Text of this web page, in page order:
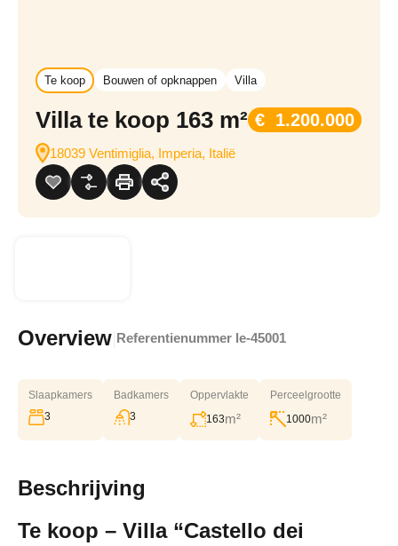
Te koop Bouwen of opknappen Villa
Villa te koop 163 m² € 1.200.000
18039 Ventimiglia, Imperia, Italië
Overview Referentienummer le-45001
Slaapkamers
3
Badkamers
3
Oppervlakte
163m²
Perceelgrootte
1000m²
Beschrijving
Te koop – Villa “Castello dei